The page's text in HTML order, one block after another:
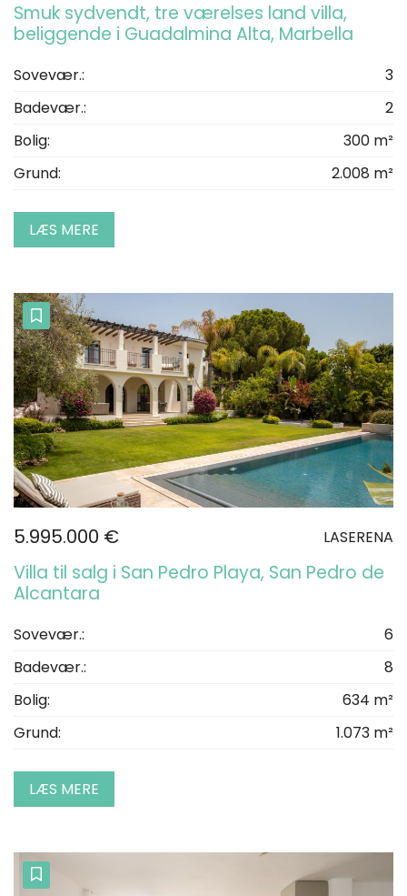
Smuk sydvendt, tre værelses land villa,
beliggende i Guadalmina Alta, Marbella
Sovevær.:
3
Badevær.:
2
Bolig:
300 m²
Grund:
2.008 m²
LÆS MERE
5.995.000 € LASERENA
Villa til salg i San Pedro Playa, San Pedro de
Alcantara
Sovevær.:
6
Badevær.:
8
Bolig:
634 m²
Grund:
1.073 m²
LÆS MERE